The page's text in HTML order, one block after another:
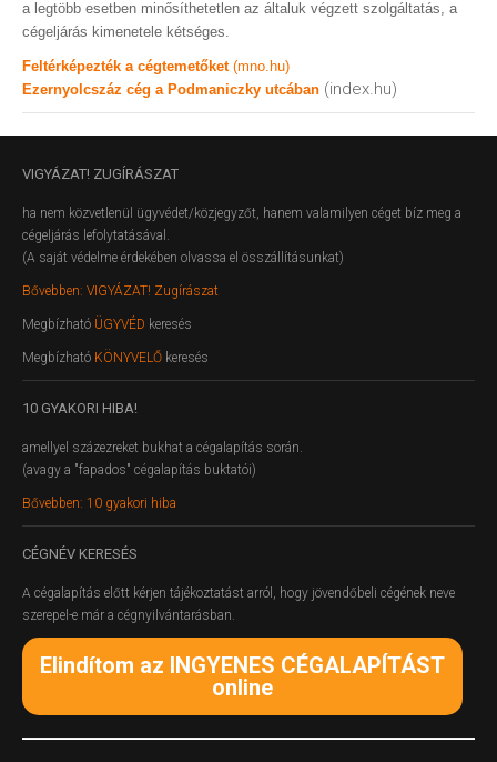
a legtöbb esetben minősíthetetlen az általuk végzett szolgáltatás, a
cégeljárás kimenetele kétséges.
Feltérképezték a cégtemetőket (mno.hu)
Ezernyolcszáz cég a Podmaniczky utcában (index.hu)
VIGYÁZAT! ZUGÍRÁSZAT
ha nem közvetlenül ügyvédet/közjegyzőt, hanem valamilyen céget bíz meg a
cégeljárás lefolytatásával.
(A saját védelme érdekében olvassa el összállításunkat)
Bővebben: VIGYÁZAT! Zugírászat
Megbízható ÜGYVÉD keresés
Megbízható KÖNYVELŐ keresés
10 GYAKORI HIBA!
amellyel százezreket bukhat a cégalapítás során.
(avagy a "fapados" cégalapítás buktatói)
Bővebben: 10 gyakori hiba
CÉGNÉV KERESÉS
A cégalapítás előtt kérjen tájékoztatást arról, hogy jövendőbeli cégének neve
szerepel-e már a cégnyilvántarásban.
Elindítom az INGYENES CÉGALAPÍTÁST
online